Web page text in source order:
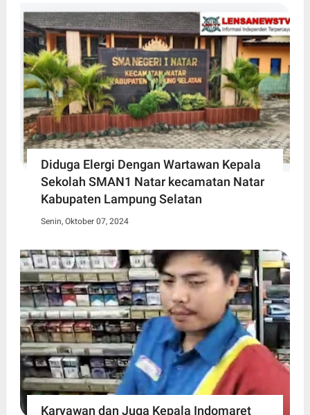
Diduga Elergi Dengan Wartawan Kepala
Sekolah SMAN1 Natar kecamatan Natar
Kabupaten Lampung Selatan
Senin, Oktober 07, 2024
Karyawan dan Juga Kepala Indomaret